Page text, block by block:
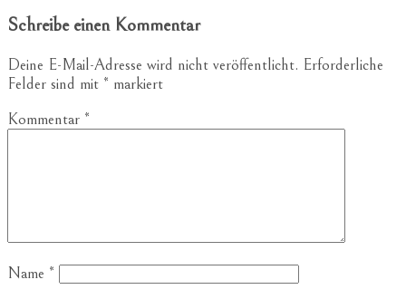
Schreibe einen Kommentar
Deine E-Mail-Adresse wird nicht veröffentlicht. Erforderliche
Felder sind mit * markiert
Kommentar *
Name *